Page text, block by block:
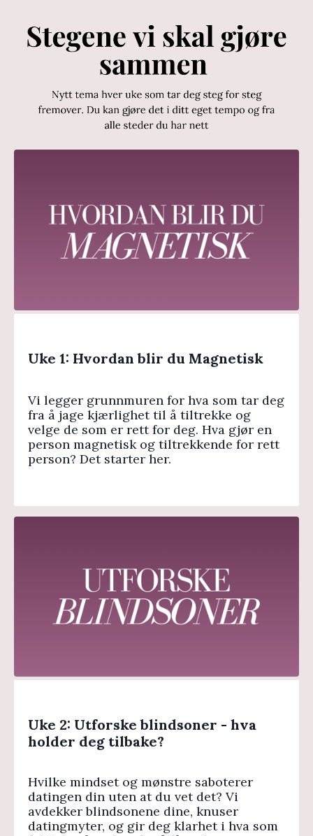
Uke 1: Hvordan blir du Magnetisk
Vi legger grunnmuren for hva som tar deg
fra å jage kjærlighet til å tiltrekke og
velge de som er rett for deg. Hva gjør en
person magnetisk og tiltrekkende for rett
person? Det starter her.
Uke 2: Utforske blindsoner - hva
holder deg tilbake?
Hvilke mindset og mønstre saboterer
datingen din uten at du vet det? Vi
avdekker blindsonene dine, knuser
datingmyter, og gir deg klarhet i hva som